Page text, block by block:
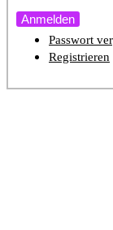
Anmelden
Passwort
Registrieren